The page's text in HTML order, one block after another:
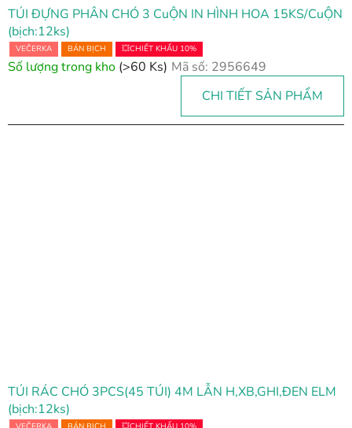
TÚI ĐỰNG PHÂN CHÓ 3 CuỘN IN HÌNH HOA 15KS/CuỘN
(bịch:12ks)
VEČERKA BÁN BỊCH 💥CHIẾT KHẤU 10%
Số lượng trong kho (>60 Ks) Mã số: 2956649
CHI TIẾT SẢN PHẨM
TÚI RÁC CHÓ 3PCS(45 TÚI) 4M LẪN H,XB,GHI,ĐEN ELM
(bịch:12ks)